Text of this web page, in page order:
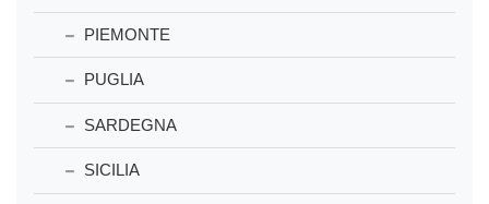
PIEMONTE
PUGLIA
SARDEGNA
SICILIA